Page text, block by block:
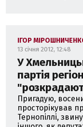
ІГОР
13 січня 2012, 12:48
У
партія
Пригадую,
просторікував
Тернопіллі,